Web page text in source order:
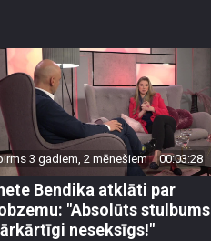
3 gadiem, 2 mēnešiem 00:03:28
Bendika atklāti par
"Absolūts stulbums
neseksīgs!"